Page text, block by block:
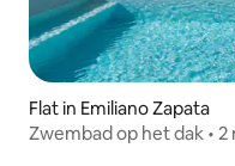
Flat in Emiliano Zapata
Zwembad op het dak •